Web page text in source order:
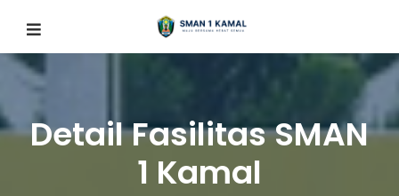
Detail Fasilitas SMAN
1 Kamal